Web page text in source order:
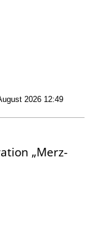
2026 12:49
„Merz-